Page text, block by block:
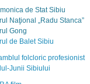
de Stat Sibiu
Naţional „Radu Stanca”
Gong
de Balet Sibiu
folcloric profesionist
Junii Sibiului